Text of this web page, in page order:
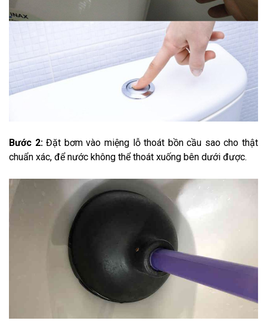
Bước 2:Đặt bơm vào miệng lỗ thoát bồn cầu sao cho thật
chuẩn xác, để nước không thể thoát xuống bên dưới được.